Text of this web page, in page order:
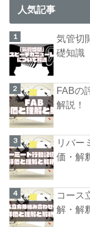
人気記事
気管切
礎知識
FABの
解説！
リバー
価・解
コース
解・解